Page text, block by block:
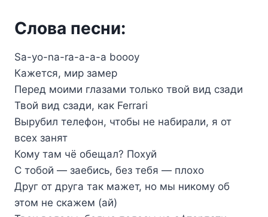
Слова песни:
Sa-yo-na-ra-a-a-a boooy
Кажется, мир замер
Перед моими глазами только твой вид сзади
Твой вид сзади, как Ferrari
Вырубил телефон, чтобы не набирали, я от
всех занят
Кому там чё обещал? Похуй
С тобой — заебись, без тебя — плохо
Друг от друга так мажет, но мы никому об
этом не скажем (ай)